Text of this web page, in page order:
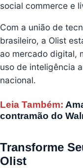
social commerce e
Com a união de
brasileiro, a Olist
ao mercado digital,
uso de inteligência
nacional.
Leia Também:
contramão do
Transforme
Olist